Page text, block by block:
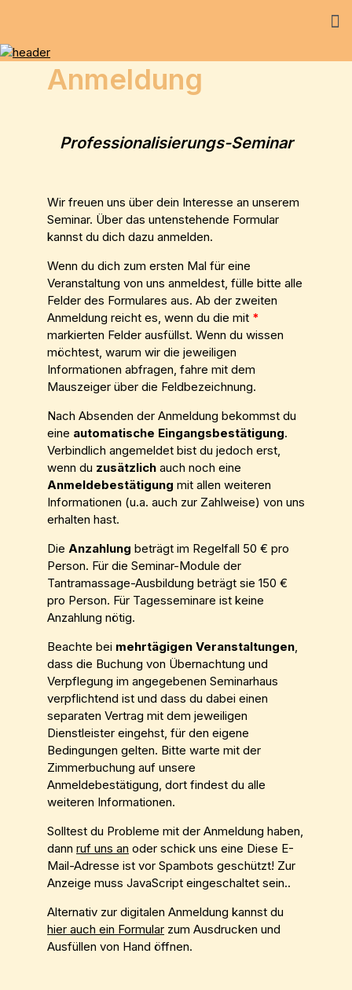
Anmeldung
Professionalisierungs-Seminar
Wir freuen uns über dein Interesse an unserem
Seminar. Über das untenstehende Formular
kannst du dich dazu anmelden.
Wenn du dich zum ersten Mal für eine
Veranstaltung von uns anmeldest, fülle bitte alle
Felder des Formulares aus. Ab der zweiten
Anmeldung reicht es, wenn du die mit *
markierten Felder ausfüllst. Wenn du wissen
möchtest, warum wir die jeweiligen
Informationen abfragen, fahre mit dem
Mauszeiger über die Feldbezeichnung.
Nach Absenden der Anmeldung bekommst du
eine automatische Eingangsbestätigung.
Verbindlich angemeldet bist du jedoch erst,
wenn du zusätzlich auch noch eine
Anmeldebestätigung mit allen weiteren
Informationen (u.a. auch zur Zahlweise) von uns
erhalten hast.
Die Anzahlung beträgt im Regelfall 50 € pro
Person. Für die Seminar-Module der
Tantramassage-Ausbildung beträgt sie 150 €
pro Person. Für Tagesseminare ist keine
Anzahlung nötig.
Beachte bei mehrtägigen Veranstaltungen
dass die Buchung von Übernachtung und
Verpflegung im angegebenen Seminarhaus
verpflichtend ist und dass du dabei einen
separaten Vertrag mit dem jeweiligen
Dienstleister eingehst, für den eigene
Bedingungen gelten. Bitte warte mit der
Zimmerbuchung auf unsere
Anmeldebestätigung, dort findest du alle
weiteren Informationen.
Solltest du Probleme mit der Anmeldung haben,
dann ruf uns an oder schick uns eine Diese E-
Mail-Adresse ist vor Spambots geschützt! Zur
Anzeige muss JavaScript eingeschaltet sein..
Alternativ zur digitalen Anmeldung kannst du
hier auch ein Formular zum Ausdrucken und
Ausfüllen von Hand öffnen.